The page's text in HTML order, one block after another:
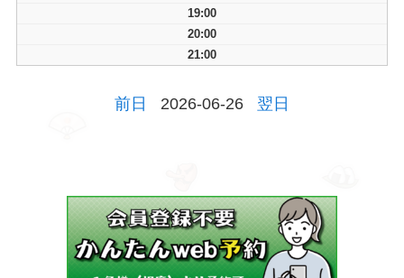
19:00
20:00
21:00
前日 2026-06-26 翌日